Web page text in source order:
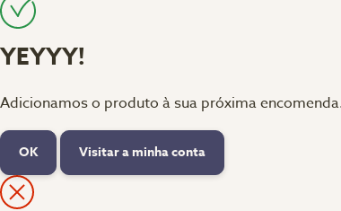
YEYYY!
Adicionamos o produto à sua próxima
OK Visitar a minha conta